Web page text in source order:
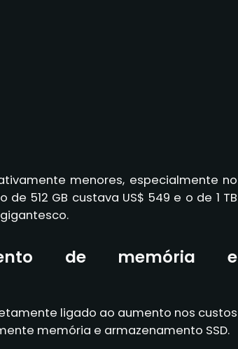
menores, especialmente no
512 GB custava US$ 549 e o de 1 TB
de memória e
ligado ao aumento nos custos
memória e armazenamento SSD.